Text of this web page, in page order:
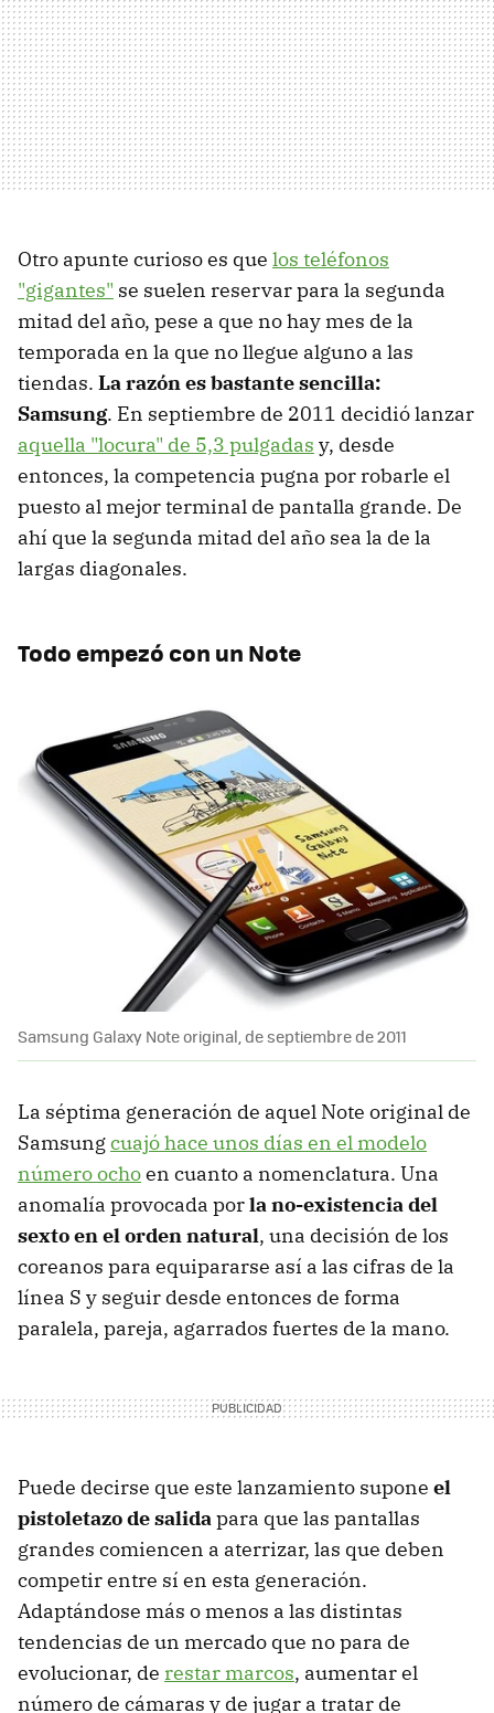
Otro apunte curioso es que los teléfonos
"gigantes" se suelen reservar para la segunda
mitad del año, pese a que no hay mes de la
temporada en la que no llegue alguno a las
tiendas. La razón es bastante sencilla:
Samsung. En septiembre de 2011 decidió lanzar
aquella "locura" de 5,3 pulgadas y, desde
entonces, la competencia pugna por robarle el
puesto al mejor terminal de pantalla grande. De
ahí que la segunda mitad del año sea la de la
largas diagonales.
Todo empezó con un Note
Samsung Galaxy Note original, de septiembre de 2011
La séptima generación de aquel Note original de
Samsungcuajó hace unos días en el modelo
número ochoen cuanto a nomenclatura. Una
anomalía provocada porla no-existencia del
sexto en el orden natural, una decisión de los
coreanos para equipararse así a las cifras de la
línea S y seguir desde entonces de forma
paralela, pareja, agarrados fuertes de la mano.
Puede decirse que este lanzamiento supone el
pistoletazo de salidapara que las pantallas
grandes comiencen a aterrizar, las que deben
competir entre sí en esta generación.
Adaptándose más o menos a las distintas
tendencias de un mercado que no para de
evolucionar, de restar marcos, aumentar el
número de cámaras y de jugar a tratar de